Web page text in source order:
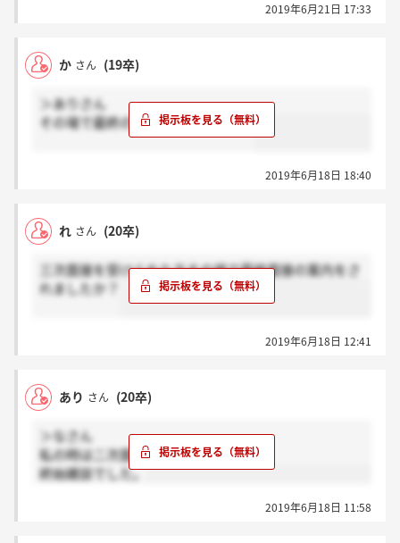
2019年6月21日 17:33
か さん (19卒)
＞ありさん
その場で最終の案内されましたか？
2019年6月18日 18:40
れ さん (20卒)
三次面接を受けられた方その場で最終面接の案内をさ
れましたか？
2019年6月18日 12:41
あり さん (20卒)
＞なさん
私の時は二次面接同様
終始雑談でした。
2019年6月18日 11:58